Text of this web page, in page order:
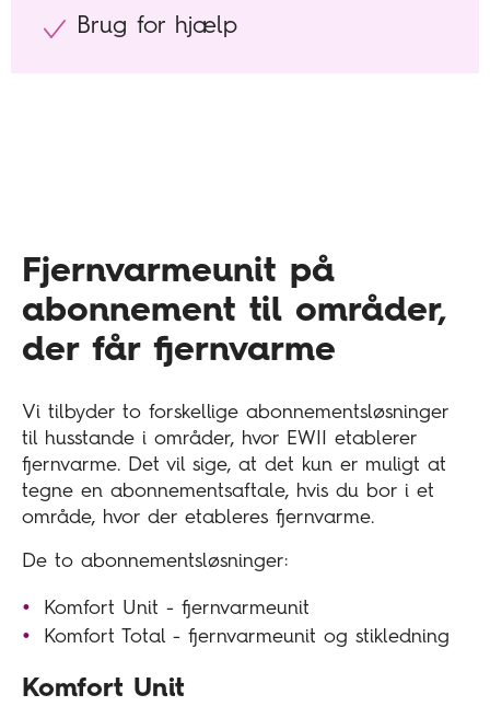
Brug for hjælp
Fjernvarmeunit på
abonnement til områder,
der får fjernvarme
Vi tilbyder to forskellige abonnementsløsninger
til husstande i områder, hvor EWII etablerer
fjernvarme. Det vil sige, at det kun er muligt at
tegne en abonnementsaftale, hvis du bor i et
område, hvor der etableres fjernvarme.
De to abonnementsløsninger:
Komfort Unit - fjernvarmeunit
Komfort Total - fjernvarmeunit og stikledning
Komfort Unit